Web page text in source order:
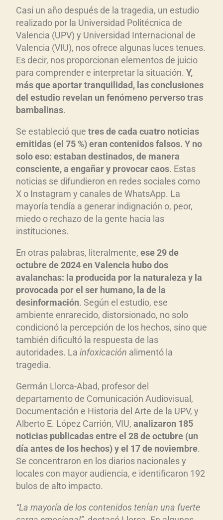
Casi un año después de la tragedia, un estudio
realizado por la Universidad Politécnica de
Valencia (UPV) y Universidad Internacional de
Valencia (VIU), nos ofrece algunas luces tenues.
Es decir, nos proporcionan elementos de juicio
para comprender e interpretar la situación. Y,
más que aportar tranquilidad, las conclusiones
del estudio revelan un fenómeno perverso tras
bambalinas.
Se estableció que tres de cada cuatro noticias
emitidas (el 75 %) eran contenidos falsos. Y no
solo eso: estaban destinados, de manera
consciente, a engañar y provocar caos. Estas
noticias se difundieron en redes sociales como
X o Instagram y canales de WhatsApp. La
mayoría tendía a generar indignación o, peor,
miedo o rechazo de la gente hacia las
instituciones.
En otras palabras, literalmente, ese 29 de
octubre de 2024 en Valencia hubo dos
avalanchas: la producida por la naturaleza y la
provocada por el ser humano, la de la
desinformación. Según el estudio, ese
ambiente enrarecido, distorsionado, no solo
condicionó la percepción de los hechos, sino que
también dificultó la respuesta de las
autoridades. La infoxicación alimentó la
tragedia.
Germán Llorca-Abad, profesor del
departamento de Comunicación Audiovisual,
Documentación e Historia del Arte de la UPV, y
Alberto E. López Carrión, VIU, analizaron 185
noticias publicadas entre el 28 de octubre (un
día antes de los hechos) y el 17 de noviembre.
Se concentraron en los diarios nacionales y
locales con mayor audiencia, e identificaron 192
bulos de alto impacto.
“La mayoría de los contenidos tenían una fuerte